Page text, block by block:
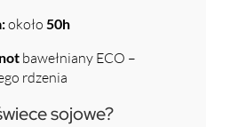
około 50h
bawełniany ECO –
rdzenia
sojowe?